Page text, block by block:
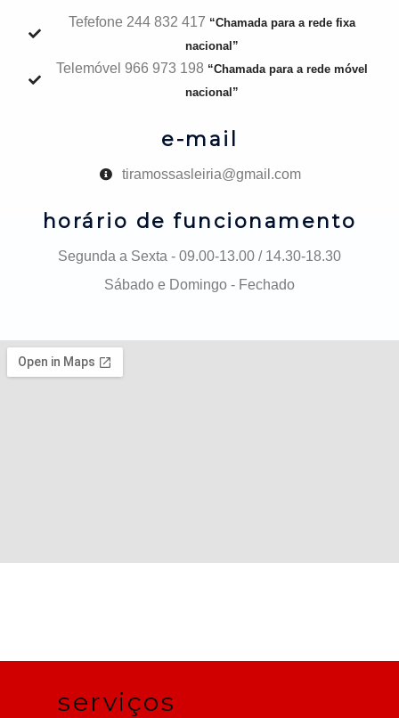
Tefefone 244 832 417 “Chamada para a rede fixa
nacional”
Telemóvel 966 973 198 “Chamada para a rede móvel
nacional”
e-mail
tiramossasleiria@gmail.com
horário de funcionamento
Segunda a Sexta - 09.00-13.00 / 14.30-18.30
Sábado e Domingo - Fechado
serviços